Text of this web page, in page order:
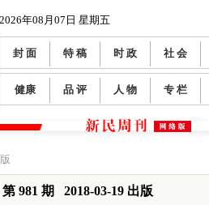
2026年08月07日 星期五
封 面 特 稿 时 政 社 会
健康 品 评 人 物 专 栏
第 981 期 2018-03-19 出版